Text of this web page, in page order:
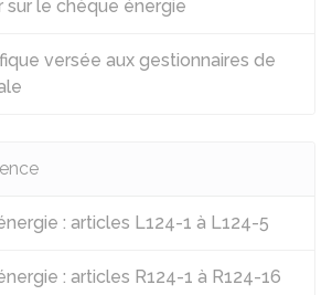
sur le chèque énergie
versée aux gestionnaires de
: articles L124-1 à L124-5
: articles R124-1 à R124-16